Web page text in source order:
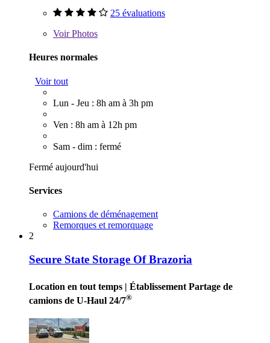
25 évaluations
VoirPhotos
Heures normales
Voir tout
Lun - Jeu : 8h am à 3h pm
Ven : 8h am à 12h pm
Sam - dim : fermé
Fermé aujourd'hui
Services
Camions de déménagement
Remorques et remorquage
2
Secure State Storage Of Brazoria
Location en tout temps | Établissement Partage de
camions de U-Haul 24/7®